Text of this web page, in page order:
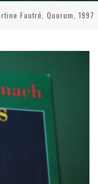
Fautré, Quorum, 1997